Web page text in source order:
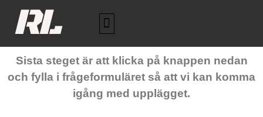
RL
Sista steget är att klicka på knappen nedan
och fylla i frågeformuläret så att vi kan komma
igång med upplägget.